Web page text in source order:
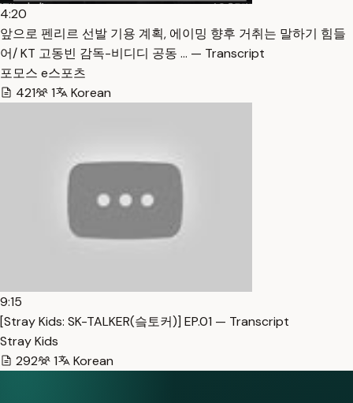
4:20
앞으로 펜리르 선발 기용 계획, 에이밍 향후 거취는 말하기 힘들
어/ KT 고동빈 감독-비디디 공동 … — Transcript
포모스 e스포츠
421
1 Korean
9:15
[Stray Kids: SK-TALKER(슼토커)] EP.01 — Transcript
Stray Kids
292
1 Korean